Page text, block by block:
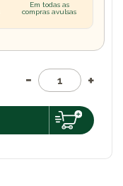
Em todas as
compras avulsas